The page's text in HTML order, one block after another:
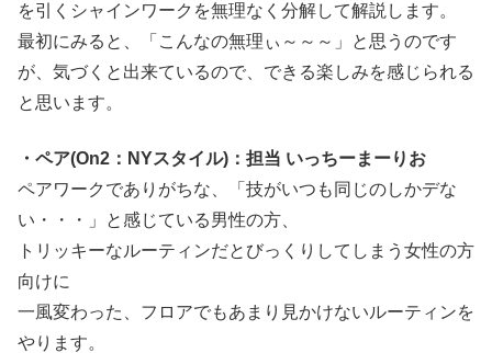
を引くシャインワークを無理なく分解して解説します。
最初にみると、「こんなの無理ぃ～～～」と思うのです
が、気づくと出来ているので、できる楽しみを感じられる
と思います。
・ペア(On2：NYスタイル)：担当 いっちーまーりお
ペアワークでありがちな、「技がいつも同じのしかデな
い・・・」と感じている男性の方、
トリッキーなルーティンだとびっくりしてしまう女性の方
向けに
一風変わった、フロアでもあまり見かけないルーティンを
やります。